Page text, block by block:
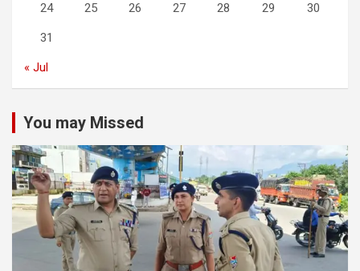
24 25 26 27 28 29 30
31
« Jul
You may Missed